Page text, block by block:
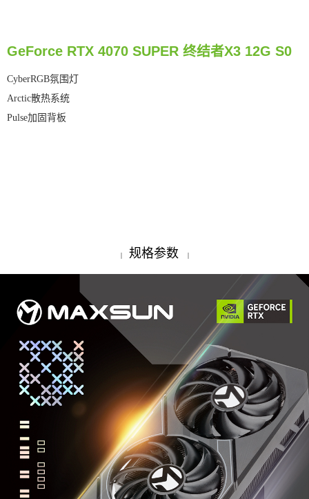
GeForce RTX 4070 SUPER 终结者X3 12G S0
CyberRGB氛围灯
Arctic散热系统
Pulse加固背板
| 规格参数 |